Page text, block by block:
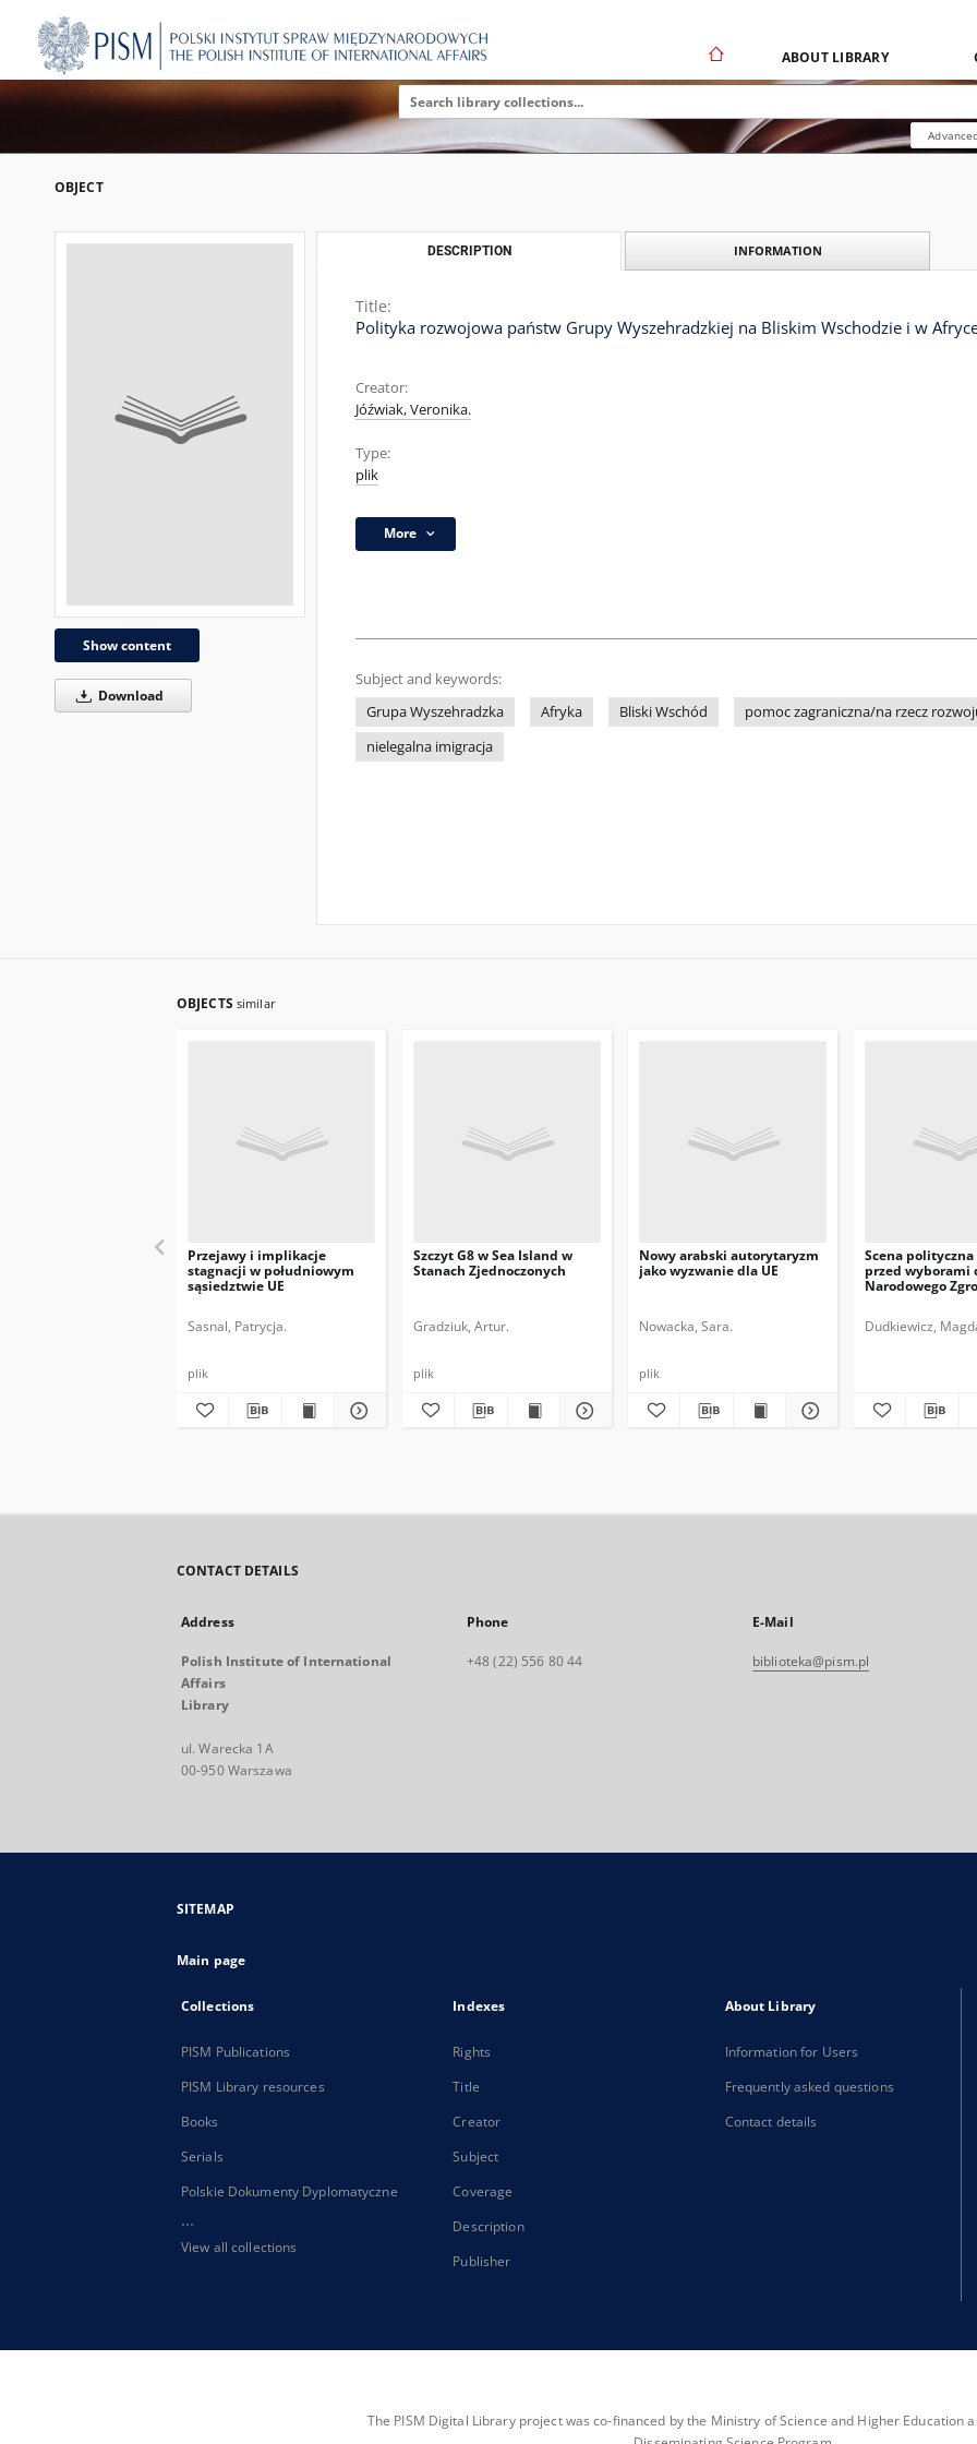
ABOUT LIBRARY
OBJECT
Show content
Download
DESCRIPTION INFORMATION
Title:
Polityka rozwojowa państw Grupy Wyszehradzkiej na Bliskim Wschodzie i w
Creator:
Jóźwiak, Veronika.
Type:
plik
More
Subject and keywords:
Grupa Wyszehradzka
Afryka Bliski Wschód pomoc zagraniczna/na rzecz
nielegalna imigracja
OBJECTS similar
Przejawy i implikacje
stagnacji w południowym
sąsiedztwie UE
Sasnal, Patrycja.
plik
Szczyt G8 w Sea Island w
Stanach Zjednoczonych
Gradziuk, Artur.
plik
Nowy arabski autorytaryzm
jako wyzwanie dla UE
Nowacka, Sara.
plik
Scena
przed wyborami
Narodowego
Dudkiewicz,
CONTACT DETAILS
Address
Polish Institute of International
Affairs
Library
ul. Warecka 1A
00-950 Warszawa
Phone
+48 (22) 556 80 44
E-Mail
biblioteka@pism.pl
SITEMAP
Main page
Collections
PISM Publications
PISM Library resources
Books
Serials
Polskie Dokumenty Dyplomatyczne
...
View all collections
Indexes
Rights
Title
Creator
Subject
Coverage
Description
Publisher
About Library
Information for Users
Frequently asked questions
Contact details
The PISM Digital Library project was co-financed by the Ministry of Science and Higher Education